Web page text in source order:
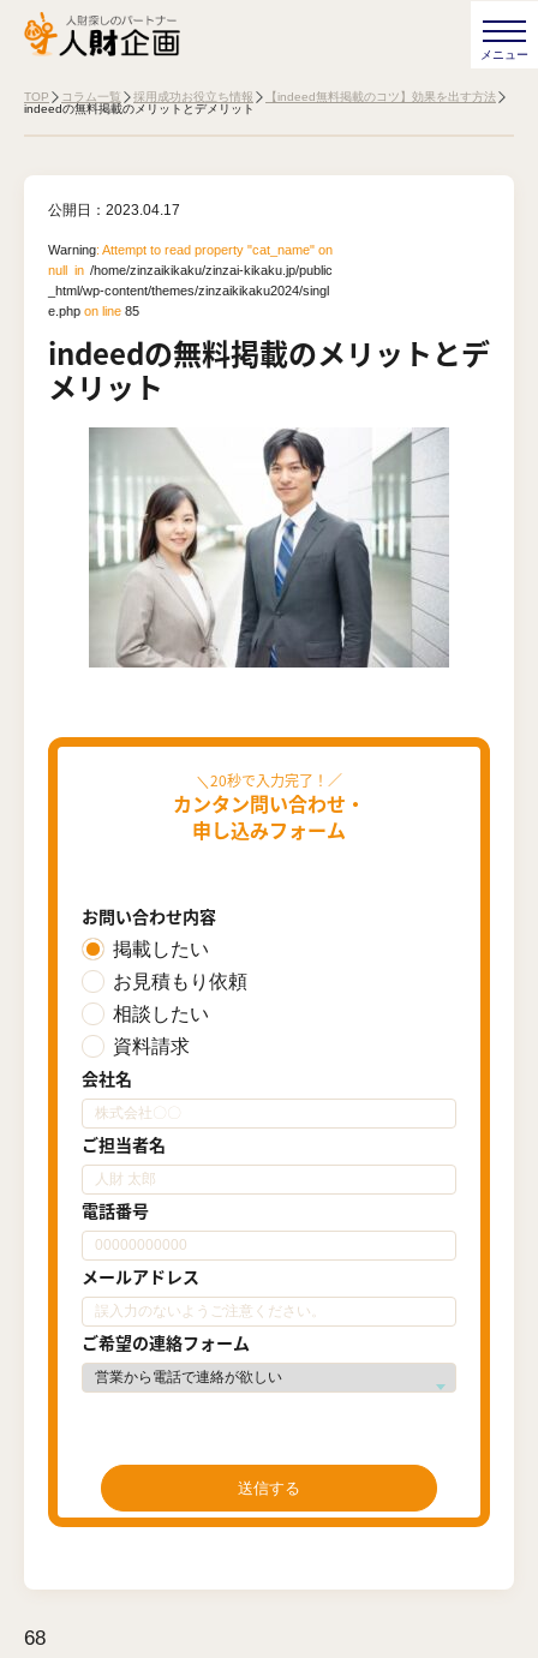
TOP コラム一覧 採用成功お役立ち情報
【indeed無料掲載のコツ】効果を出す方法
indeedの無料掲載のメリットとデメリット
68
公開日： 2023.04.17
Warning: Attempt to read property "cat_name" on
null in/home/zinzaikikaku/zinzai-kikaku.jp/public
_html/wp-content/themes/zinzaikikaku2024/singl
e.php on line 85
indeedの無料掲載のメリットとデ
メリット
カンタン問い合わせ・
申し込みフォーム
お問い合わせ内容
掲載したい
お見積もり依頼
相談したい
資料請求
会社名
ご担当者名
電話番号
メールアドレス
ご希望の連絡フォーム